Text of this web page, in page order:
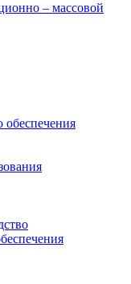
– массовой
обеспечения